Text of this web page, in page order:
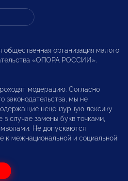
организация малого
«ОПОРА РОССИИ».
модерацию. Согласно
законодательства, мы не
нецензурную лексику
случае замены букв точками,
Не допускаются
к межнациональной и социальной